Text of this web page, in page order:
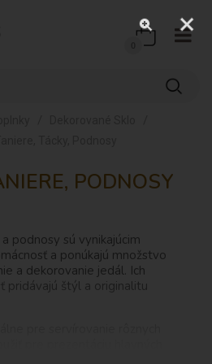
PODNOSY
podnosy sú vynikajúcim
a ponúkajú množstvo
a dekorovanie jedál. Ich
pridávajú štýl a originalitu